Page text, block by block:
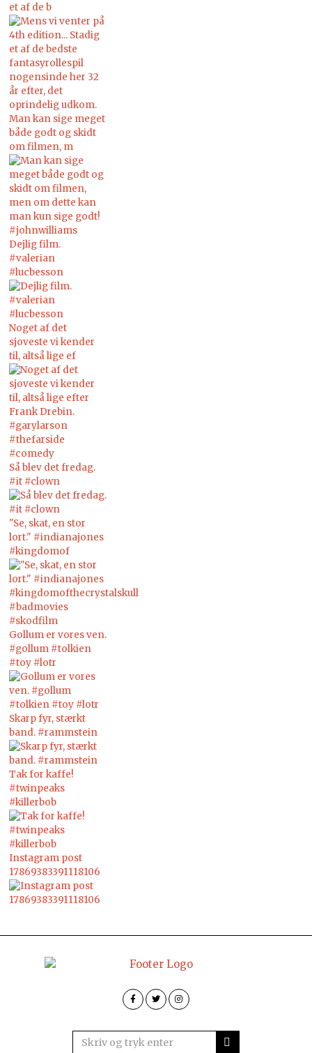
et af de b
Man kan sige meget
både godt og skidt
om filmen, m
Dejlig film.
#valerian
#lucbesson
Noget af det
sjoveste vi kender
til, altså lige ef
Så blev det fredag.
#it #clown
"Se, skat, en stor
lort." #indianajones
#kingdomof
Gollum er vores ven.
#gollum #tolkien
#toy #lotr
Skarp fyr, stærkt
band. #rammstein
Tak for kaffe!
#twinpeaks
#killerbob
Instagram post
17869383391118106